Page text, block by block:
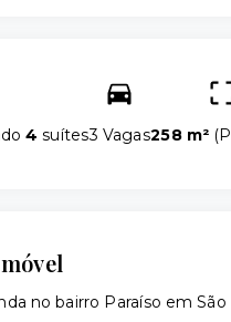
4 suítes3 Vagas258 m² (
no bairro Paraíso em